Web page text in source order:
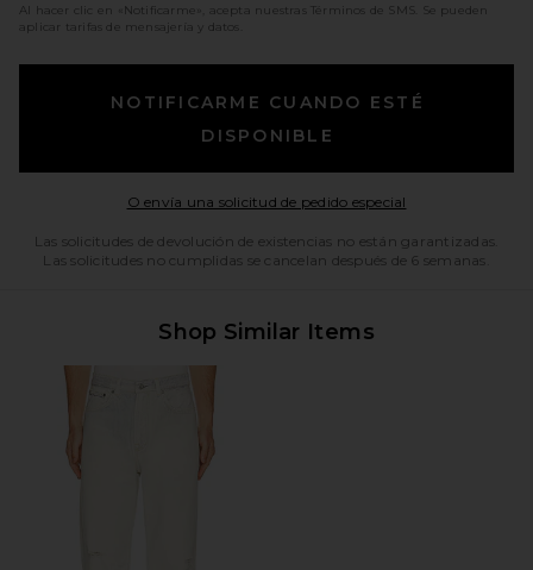
Al hacer clic en «Notificarme», acepta nuestras Términos de SMS
. Se pueden
aplicar tarifas de mensajería y datos.
NOTIFICARME CUANDO ESTÉ
DISPONIBLE
O envía una solicitud de pedido especial
Las solicitudes de devolución de existencias no están garantizadas.
Las solicitudes no cumplidas se cancelan después de 6 semanas.
Shop Similar Items